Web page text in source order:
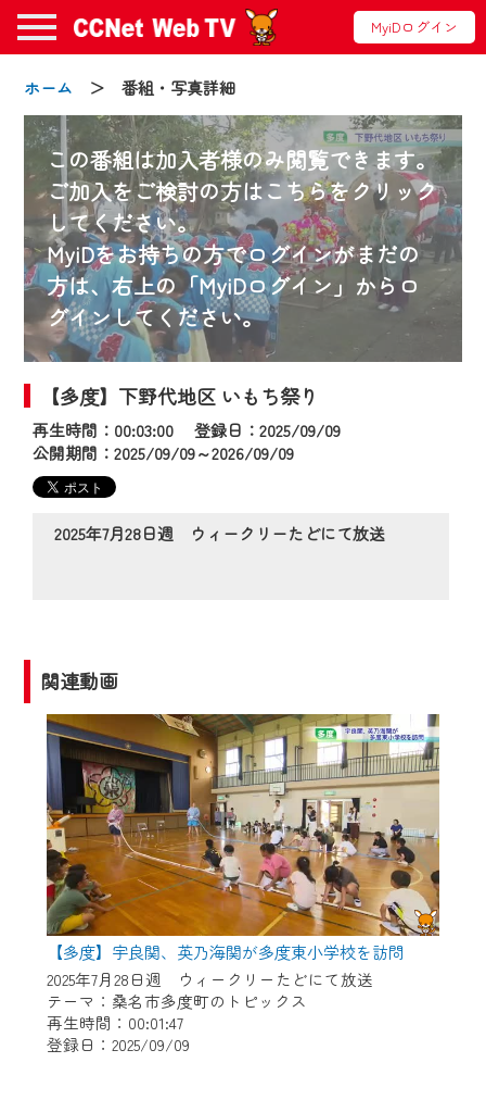
MyiDログイン
ホーム ＞ 番組・写真詳細
この番組は加入者様のみ閲覧できます。
ご加入をご検討の方はこちらをクリック
してください。
MyiDをお持ちの方でログインがまだの
方は、右上の「MyiDログイン」からロ
グインしてください。
【多度】下野代地区 いもち祭り
再生時間：00:03:00 登録日：2025/09/09
公開期間：2025/09/09～2026/09/09
2025年7月28日週 ウィークリーたどにて放送
関連動画
【多度】宇良関、英乃海関が多度東小学校を訪問
2025年7月28日週 ウィークリーたどにて放送
テーマ：桑名市多度町のトピックス
再生時間：00:01:47
登録日：2025/09/09
お知らせ
2024/09/02
動画配信サービス『CCNet Web TV』は2024
年9月24日からリニューアルします！
【変更点】
◆デザイン変更により、お住まいの地域
の動画コンテンツが一目瞭然。
◆当社アプリやＰＣブラウザから、いつ
でも・どこでも・外出先でも！
2024年9月24日からはご加入者様へのサー
ビス向上のため、
『CCNet Web TV』を利用いただくには、
一部コンテンツを除き、
CCNetサービスへの加入と『CCNetマイ
ページ※』へのログインが必要となりま
す。
何卒、ご理解ご了承の程よろしくお願い
いたします。
※マイページへのログインには、MyIDが必
要となります。
※MyIDとは、CCNet Web TVを含むCCNetの
各種サービスをご利用頂くためのIDです。